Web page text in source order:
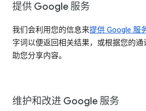
提供 Google 服务
我们会利用您的信息来提供 Google 服
字词以便返回相关结果，或根据您的
助您分享内容。
维护和改进 Google 服务